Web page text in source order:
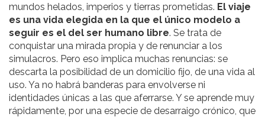
mundos helados, imperios y tierras prometidas. El viaje
es una vida elegida en la que el único modelo a
seguir es el del ser humano libre. Se trata de
conquistar una mirada propia y de renunciar a los
simulacros. Pero eso implica muchas renuncias: se
descarta la posibilidad de un domicilio fijo, de una vida al
uso. Ya no habrá banderas para envolverse ni
identidades únicas a las que aferrarse. Y se aprende muy
rápidamente, por una especie de desarraigo crónico, que